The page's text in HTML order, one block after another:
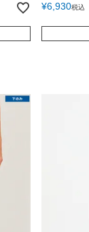
¥6,930税込